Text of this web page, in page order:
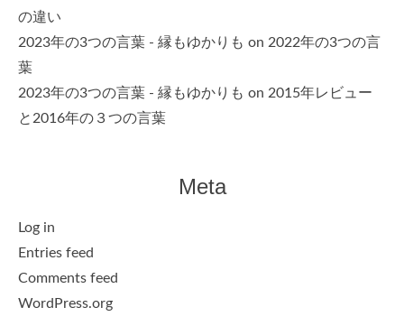
の違い
2023年の3つの言葉 - 縁もゆかりも on 2022年の3つの言
葉
2023年の3つの言葉 - 縁もゆかりも on 2015年レビュー
と2016年の３つの言葉
Meta
Log in
Entries feed
Comments feed
WordPress.org